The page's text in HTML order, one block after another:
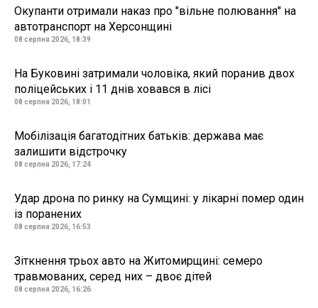
Окупанти отримали наказ про "вільне полювання" на
автотранспорт на Херсонщині
08 серпня 2026, 18:39
На Буковині затримали чоловіка, який поранив двох
поліцейських і 11 днів ховався в лісі
08 серпня 2026, 18:01
Мобілізація багатодітних батьків: держава має
залишити відстрочку
08 серпня 2026, 17:24
Удар дрона по ринку на Сумщині: у лікарні помер один
із поранених
08 серпня 2026, 16:53
Зіткнення трьох авто на Житомирщині: семеро
травмованих, серед них – двоє дітей
08 серпня 2026, 16:26